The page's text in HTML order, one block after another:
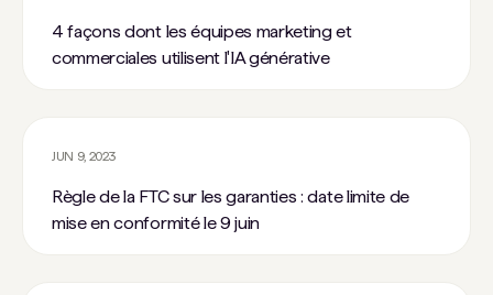
4 façons dont les équipes marketing et
commerciales utilisent l'IA générative
JUN 9, 2023
Règle de la FTC sur les garanties : date limite de
mise en conformité le 9 juin